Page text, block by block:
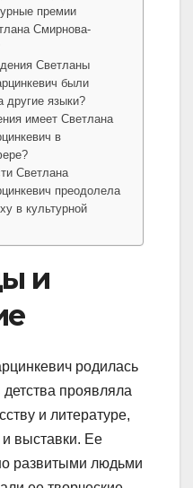
премии
Смирнова-
Светланы
были
другие языки?
имеет Светлана
в
Светлана
преодолела
в культурной
и
родилась
проявляла
и литературе,
выставки. Ее
развитыми людьми